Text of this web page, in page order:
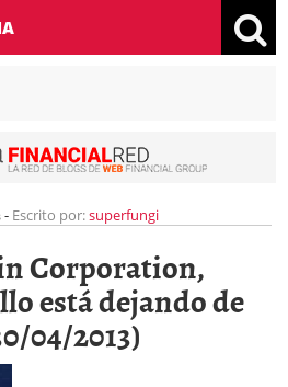
- Escrito por:superfungi
Corporation,
está dejando de
04/2013)